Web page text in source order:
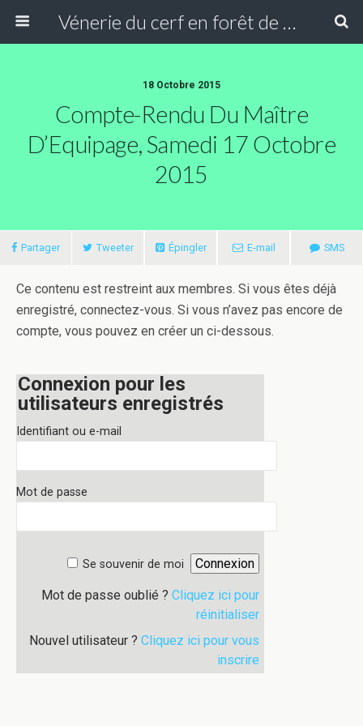
Vénerie du cerf en forêt de Compiègne
18 Octobre 2015
Compte-Rendu Du Maître
D’Equipage, Samedi 17 Octobre
2015
Partager Tweeter Épingler E-mail SMS
Ce contenu est restreint aux membres. Si vous êtes déjà
enregistré, connectez-vous. Si vous n’avez pas encore de
compte, vous pouvez en créer un ci-dessous.
Connexion pour les
utilisateurs enregistrés
Identifiant ou e-mail
Mot de passe
Se souvenir de moi
Mot de passe oublié ? Cliquez ici pour
réinitialiser
Nouvel utilisateur ? Cliquez ici pour vous
inscrire